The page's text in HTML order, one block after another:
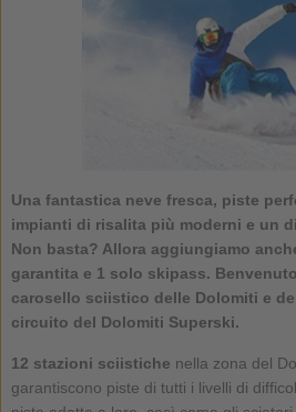
Una fantastica neve fresca, piste
impianti di risalita più moderni e un
Non basta? Allora aggiungiamo
garantita e 1 solo skipass.
carosello sciistico delle Dolomiti e
circuito del Dolomiti Superski.
12 stazioni sciistiche nella zona del
garantiscono piste di tutti i livelli di